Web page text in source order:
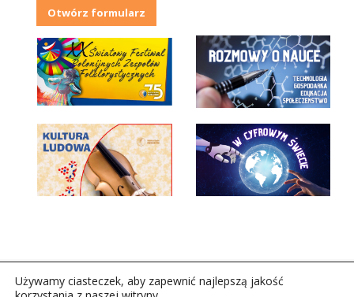
Otwórz formularz
Używamy ciasteczek, aby zapewnić najlepszą jakość